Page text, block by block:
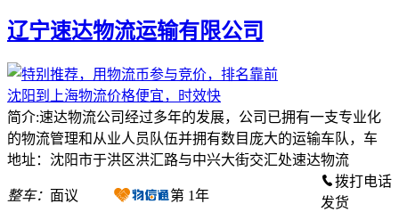
辽宁速达物流运输有限公司
沈阳到上海物流价格便宜，时效快
简介:速达物流公司经过多年的发展，公司已拥有一支专业化
的物流管理和从业人员队伍并拥有数目庞大的运输车队，车
地址：沈阳市于洪区洪汇路与中兴大街交汇处速达物流
整车： 面议 第 1年
拨打电话
发货